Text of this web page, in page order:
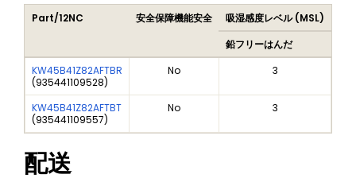
Part/12NC 安全保障機能安全 吸湿感度レベル (MSL)
鉛フリーはんだ
KW45B41Z82AFTBR
(935441109528)
No 3
KW45B41Z82AFTBT
(935441109557)
No 3
配送